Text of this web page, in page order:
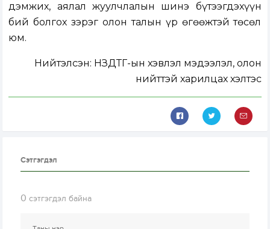
дэмжих, аялал жуулчлалын шинэ бүтээгдэхүүн
бий болгох зэрэг олон талын үр өгөөжтэй төсөл
юм.
Нийтэлсэн: НЗДТГ-ын хэвлэл мэдээлэл, олон
нийттэй харилцах хэлтэс
Сэтгэгдэл
0 сэтгэгдэл байна